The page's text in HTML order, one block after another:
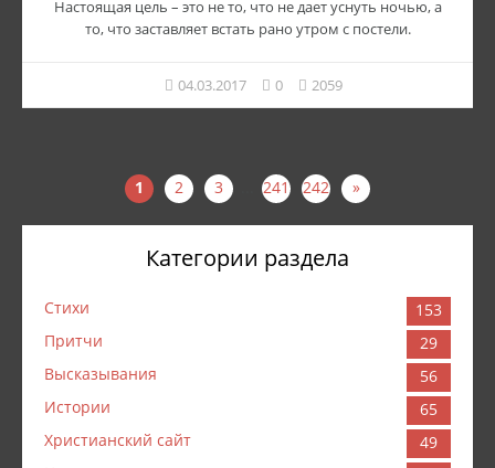
Категории раздела
Стихи
153
Притчи
29
Высказывания
56
Истории
65
Христианский сайт
49
Настоящая цель – это не то, что не дает уснуть ночью, а
то, что заставляет встать рано утром с постели.
04.03.2017 0 2059
1 2 3 241 242 »